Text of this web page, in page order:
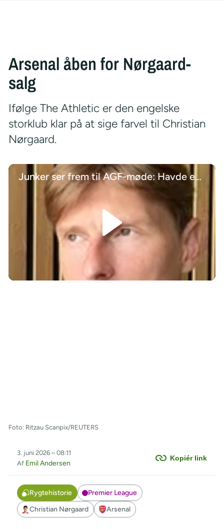
Arsenal åben for Nørgaard-
salg
Ifølge The Athletic er den engelske
storklub klar på at sige farvel til Christian
Nørgaard.
Junker ser frem til AGF-møde: Havde en sindssygt god tid
Foto: Ritzau Scanpix/REUTERS
Kopiér link
3. juni 2026 – 08:11
Af Emil Andersen
Rygtehistorie
Premier League
Christian Nørgaard
Arsenal